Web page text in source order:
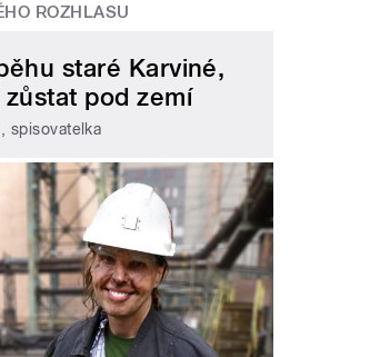
ROZHLASU
staré Karviné,
pod zemí
spisovatelka